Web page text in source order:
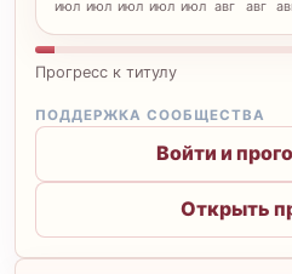
июл июл июл июл июл авг авг
Прогресс к титулу
ПОДДЕРЖКА СООБЩЕСТВА
Войти и
Открыть